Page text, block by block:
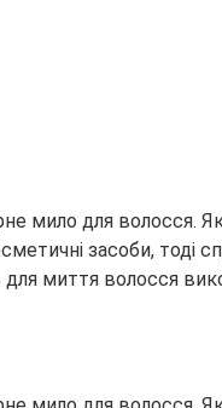
мило для волосся.
засоби,
для миття волосся